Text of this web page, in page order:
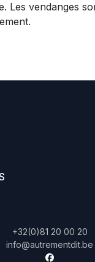
Les vendanges
+32(0)81 20 00 20
info@autrementdit.be